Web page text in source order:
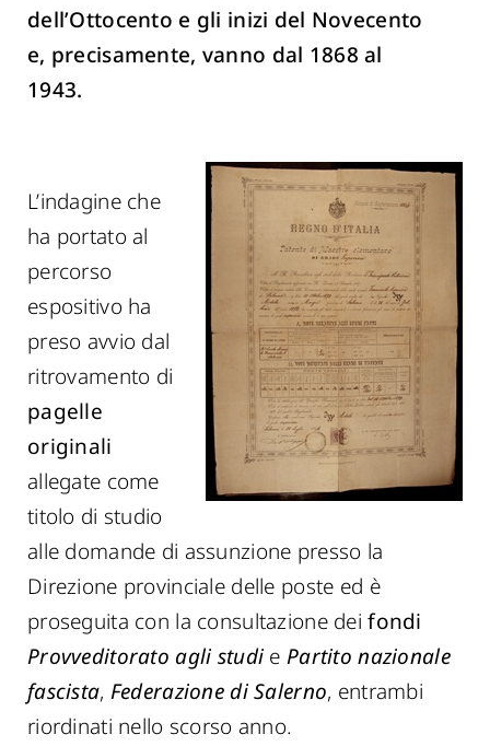
dell’Ottocento e gli inizi del Novecento
e, precisamente, vanno dal 1868 al
1943.
L’indagine che
ha portato al
percorso
espositivo ha
preso avvio dal
ritrovamento di
pagelle
originali
allegate come
titolo di studio
alle domande di assunzione presso la
Direzione provinciale delle poste ed è
proseguita con la consultazione deifondi
Provveditorato agli studi e Partito nazionale
fascista, Federazione di Salerno, entrambi
riordinati nello scorso anno.